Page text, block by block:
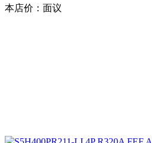
本店价： 面议